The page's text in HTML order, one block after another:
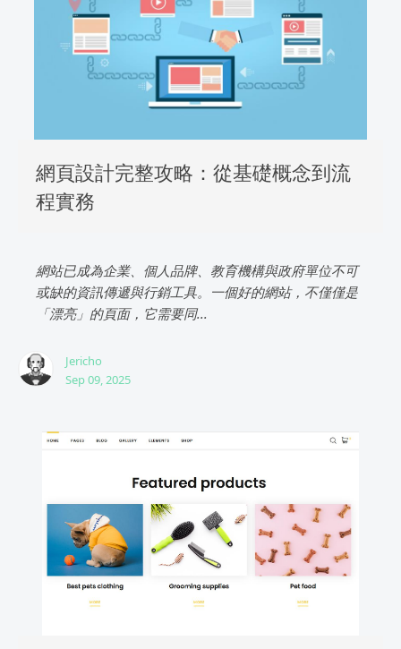
網頁設計完整攻略：從基礎概念到流
程實務
網站已成為企業、個人品牌、教育機構與政府單位不可
或缺的資訊傳遞與行銷工具。一個好的網站，不僅僅是
「漂亮」的頁面，它需要同...
Jericho
Sep 09, 2025